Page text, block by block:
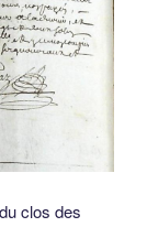
clos des